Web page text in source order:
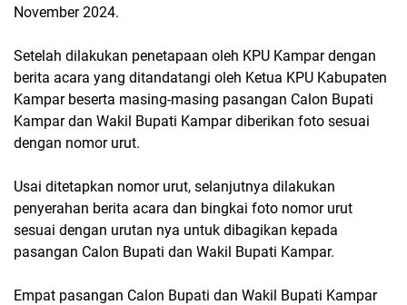
November 2024.
Setelah dilakukan penetapaan oleh KPU Kampar dengan
berita acara yang ditandatangi oleh Ketua KPU Kabupaten
Kampar beserta masing-masing pasangan Calon Bupati
Kampar dan Wakil Bupati Kampar diberikan foto sesuai
dengan nomor urut.
Usai ditetapkan nomor urut, selanjutnya dilakukan
penyerahan berita acara dan bingkai foto nomor urut
sesuai dengan urutan nya untuk dibagikan kepada
pasangan Calon Bupati dan Wakil Bupati Kampar.
Empat pasangan Calon Bupati dan Wakil Bupati Kampar